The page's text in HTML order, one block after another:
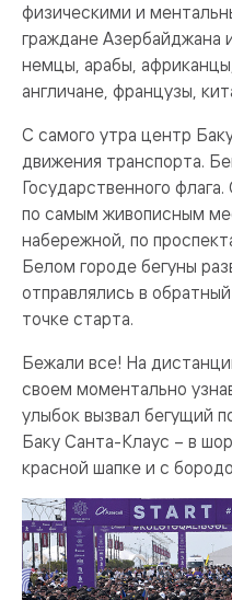
физическими и
граждане Азербайджана
немцы, арабы,
англичане, французы,
С самого утра центр
движения транспорта.
Государственного
по самым живописным
набережной, по
Белом городе бегуны
отправлялись в
точке старта.
Бежали все! На
своем моментально
улыбок вызвал бегущий
Баку Санта-Клаус – в
красной шапке и с